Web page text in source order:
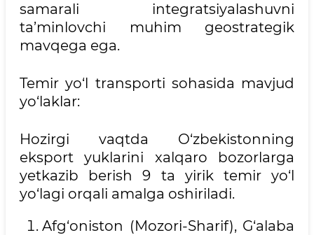
samarali integratsiyalashuvni
ta’minlovchi muhim geostrategik
mavqega ega.
Temir yo‘l transporti sohasida mavjud
yo‘laklar:
Hozirgi vaqtda O‘zbekistonning
eksport yuklarini xalqaro bozorlarga
yetkazib berish 9 ta yirik temir yo‘l
yo‘lagi orqali amalga oshiriladi.
Afg‘oniston (Mozori-Sharif), G‘alaba